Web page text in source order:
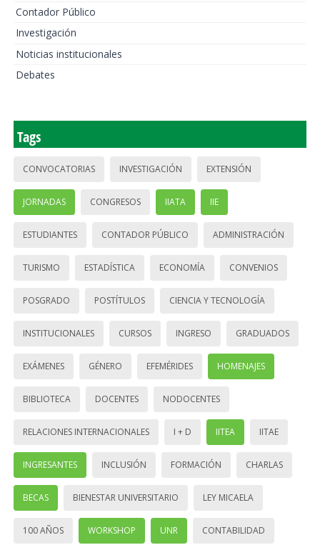
Contador Público
Investigación
Noticias institucionales
Debates
Tags
CONVOCATORIAS INVESTIGACIÓN EXTENSIÓN
JORNADAS CONGRESOS IIATA IIE
ESTUDIANTES CONTADOR PÚBLICO ADMINISTRACIÓN
TURISMO ESTADÍSTICA ECONOMÍA CONVENIOS
POSGRADO POSTÍTULOS CIENCIA Y TECNOLOGÍA
INSTITUCIONALES CURSOS INGRESO GRADUADOS
EXÁMENES GÉNERO EFEMÉRIDES HOMENAJES
BIBLIOTECA DOCENTES NODOCENTES
RELACIONES INTERNACIONALES I + D IITEA IITAE
INGRESANTES INCLUSIÓN FORMACIÓN CHARLAS
BECAS BIENESTAR UNIVERSITARIO LEY MICAELA
100 AÑOS WORKSHOP UNR CONTABILIDAD